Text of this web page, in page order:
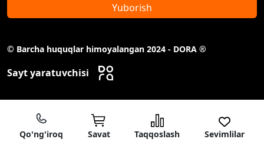
Yuborish
© Barcha huquqlar himoyalangan 2024 - DORA ®
Sayt yaratuvchisi
Qo'ng'iroq Savat Taqqoslash Sevimlilar